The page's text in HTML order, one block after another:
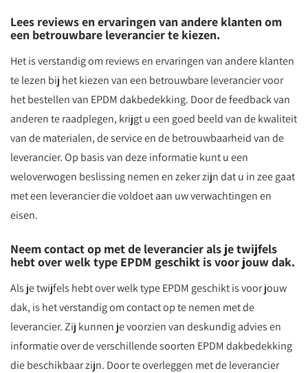
Lees reviews en ervaringen van andere klanten om
een betrouwbare leverancier te kiezen.
Het is verstandig om reviews en ervaringen van andere klanten
te lezen bij het kiezen van een betrouwbare leverancier voor
het bestellen van EPDM dakbedekking. Door de feedback van
anderen te raadplegen, krijgt u een goed beeld van de kwaliteit
van de materialen, de service en de betrouwbaarheid van de
leverancier. Op basis van deze informatie kunt u een
weloverwogen beslissing nemen en zeker zijn dat u in zee gaat
met een leverancier die voldoet aan uw verwachtingen en
eisen.
Neem contact op met de leverancier als je twijfels
hebt over welk type EPDM geschikt is voor jouw dak.
Als je twijfels hebt over welk type EPDM geschikt is voor jouw
dak, is het verstandig om contact op te nemen met de
leverancier. Zij kunnen je voorzien van deskundig advies en
informatie over de verschillende soorten EPDM dakbedekking
die beschikbaar zijn. Door te overleggen met de leverancier